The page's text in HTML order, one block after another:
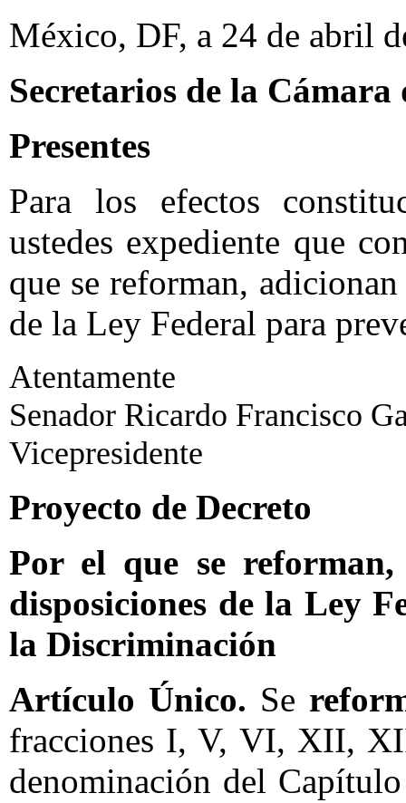
México, DF, a 24 de abril
Secretarios de la Cámara
Presentes
Para los efectos
ustedes expediente que
que se reforman,
de la Ley Federal para
Atentamente
Senador Ricardo Francisco
Vicepresidente
Proyecto de Decreto
Por el que se
disposiciones de la Ley
la Discriminación
Artículo Único. Se
fracciones I, V, VI, XII,
denominación del